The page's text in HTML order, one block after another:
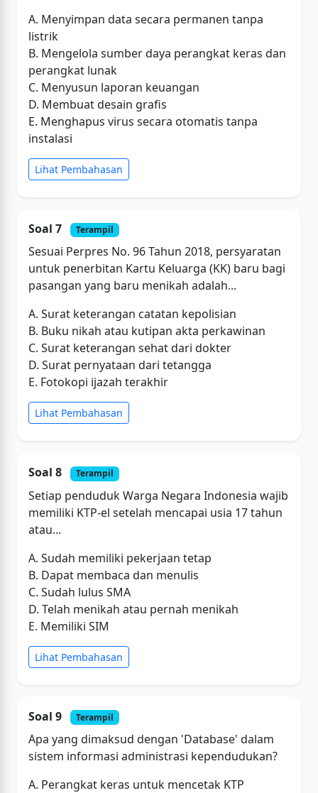
A. Menyimpan data secara permanen tanpa
listrik
B. Mengelola sumber daya perangkat keras dan
perangkat lunak
C. Menyusun laporan keuangan
D. Membuat desain grafis
E. Menghapus virus secara otomatis tanpa
instalasi
Lihat Pembahasan
Soal 7 Terampil
Sesuai Perpres No. 96 Tahun 2018, persyaratan
untuk penerbitan Kartu Keluarga (KK) baru bagi
pasangan yang baru menikah adalah...
A. Surat keterangan catatan kepolisian
B. Buku nikah atau kutipan akta perkawinan
C. Surat keterangan sehat dari dokter
D. Surat pernyataan dari tetangga
E. Fotokopi ijazah terakhir
Lihat Pembahasan
Soal 8 Terampil
Setiap penduduk Warga Negara Indonesia wajib
memiliki KTP-el setelah mencapai usia 17 tahun
atau...
A. Sudah memiliki pekerjaan tetap
B. Dapat membaca dan menulis
C. Sudah lulus SMA
D. Telah menikah atau pernah menikah
E. Memiliki SIM
Lihat Pembahasan
Soal 9 Terampil
Apa yang dimaksud dengan 'Database' dalam
sistem informasi administrasi kependudukan?
A. Perangkat keras untuk mencetak KTP